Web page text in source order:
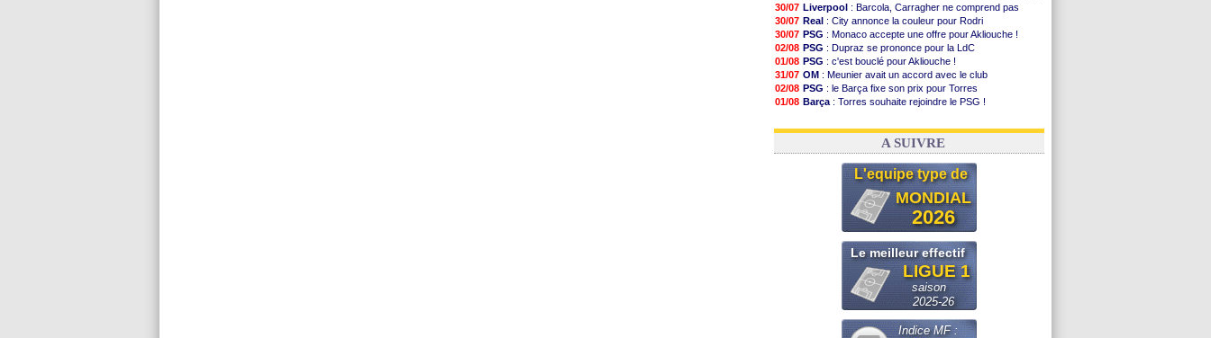
30/07 Liverpool : Barcola, Carragher ne comprend pas
30/07 Real : City annonce la couleur pour Rodri
30/07 PSG : Monaco accepte une offre pour Akliouche !
02/08 PSG : Dupraz se prononce pour la LdC
01/08 PSG : c'est bouclé pour Akliouche !
31/07 OM : Meunier avait un accord avec le club
02/08 PSG : le Barça fixe son prix pour Torres
01/08 Barça : Torres souhaite rejoindre le PSG !
03/08 Argentine: quand Medina recadre... sa mère
A SUIVRE
L'equipe type de
MONDIAL
2026
Le meilleur effectif
LIGUE 1
saison
2025-26
Indice MF :